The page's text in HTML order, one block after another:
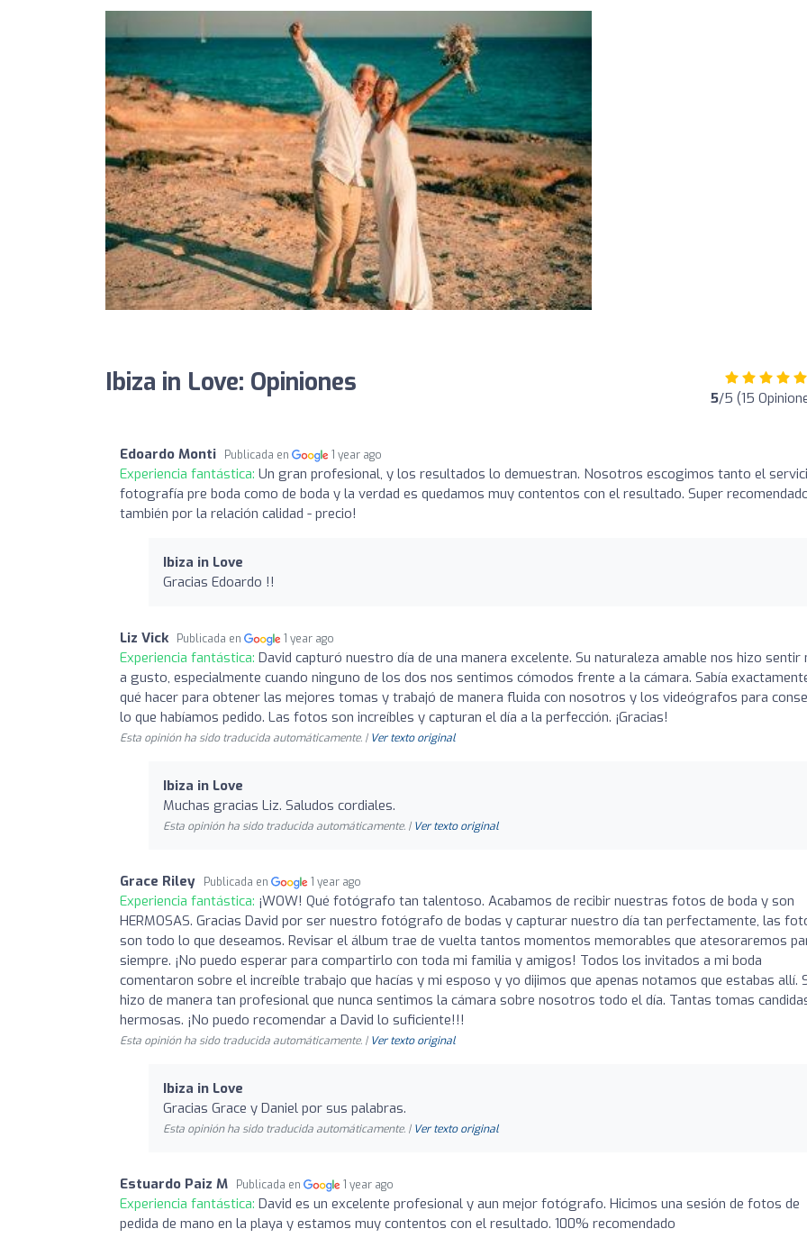
Ibiza in Love: Opiniones 5/5 (15
Edoardo Monti Publicada en 1 year ago
Experiencia fantástica: Un gran profesional, y los resultados lo demuestran. Nosotros escogimos tanto el
fotografía pre boda como de boda y la verdad es quedamos muy contentos con el resultado. Super
también por la relación calidad - precio!
Ibiza in Love
Gracias Edoardo !!
Liz Vick Publicada en 1 year ago
Experiencia fantástica: David capturó nuestro día de una manera excelente. Su naturaleza amable nos hizo sentir
a gusto, especialmente cuando ninguno de los dos nos sentimos cómodos frente a la cámara. Sabía
qué hacer para obtener las mejores tomas y trabajó de manera fluida con nosotros y los videógrafos para
lo que habíamos pedido. Las fotos son increíbles y capturan el día a la perfección. ¡Gracias!
Esta opinión ha sido traducida automáticamente. | Ver texto original
Ibiza in Love
Muchas gracias Liz. Saludos cordiales.
Esta opinión ha sido traducida automáticamente. | Ver texto original
Grace Riley Publicada en 1 year ago
Experiencia fantástica: ¡WOW! Qué fotógrafo tan talentoso. Acabamos de recibir nuestras fotos de boda y son
HERMOSAS. Gracias David por ser nuestro fotógrafo de bodas y capturar nuestro día tan perfectamente, las
son todo lo que deseamos. Revisar el álbum trae de vuelta tantos momentos memorables que atesoraremos
siempre. ¡No puedo esperar para compartirlo con toda mi familia y amigos! Todos los invitados a mi boda
comentaron sobre el increíble trabajo que hacías y mi esposo y yo dijimos que apenas notamos que estabas allí.
hizo de manera tan profesional que nunca sentimos la cámara sobre nosotros todo el día. Tantas tomas
hermosas. ¡No puedo recomendar a David lo suficiente!!!
Esta opinión ha sido traducida automáticamente. | Ver texto original
Ibiza in Love
Gracias Grace y Daniel por sus palabras.
Esta opinión ha sido traducida automáticamente. | Ver texto original
Estuardo Paiz M Publicada en 1 year ago
Experiencia fantástica: David es un excelente profesional y aun mejor fotógrafo. Hicimos una sesión de fotos de
pedida de mano en la playa y estamos muy contentos con el resultado. 100% recomendado